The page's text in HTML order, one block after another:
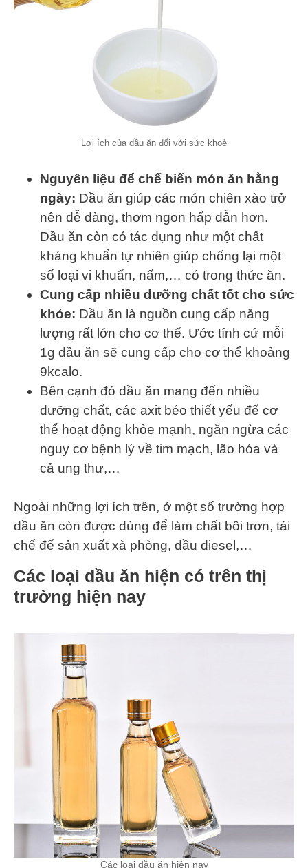
Lợi ích của dầu ăn đối với sức khoẻ
Nguyên liệu để chế biến món ăn hằng
ngày: Dầu ăn giúp các món chiên xào trở
nên dễ dàng, thơm ngon hấp dẫn hơn.
Dầu ăn còn có tác dụng như một chất
kháng khuẩn tự nhiên giúp chống lại một
số loại vi khuẩn, nấm,… có trong thức ăn.
Cung cấp nhiều dưỡng chất tốt cho sức
khỏe: Dầu ăn là nguồn cung cấp năng
lượng rất lớn cho cơ thể. Ước tính cứ mỗi
1g dầu ăn sẽ cung cấp cho cơ thể khoảng
9kcalo.
Bên cạnh đó dầu ăn mang đến nhiều
dưỡng chất, các axit béo thiết yếu để cơ
thể hoạt động khỏe mạnh, ngăn ngừa các
nguy cơ bệnh lý về tim mạch, lão hóa và
cả ung thư,…
Ngoài những lợi ích trên, ở một số trường hợp
dầu ăn còn được dùng để làm chất bôi trơn, tái
chế để sản xuất xà phòng, dầu diesel,…
Các loại dầu ăn hiện có trên thị
trường hiện nay
Các loại dầu ăn hiện nay